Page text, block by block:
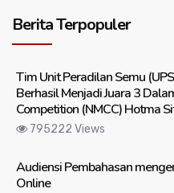
Berita Terpopuler
Tim Unit Peradilan Semu
Berhasil Menjadi Juara 3
Competition (NMCC) Hotma
795222 Views
Audiensi Pembahasan
Online